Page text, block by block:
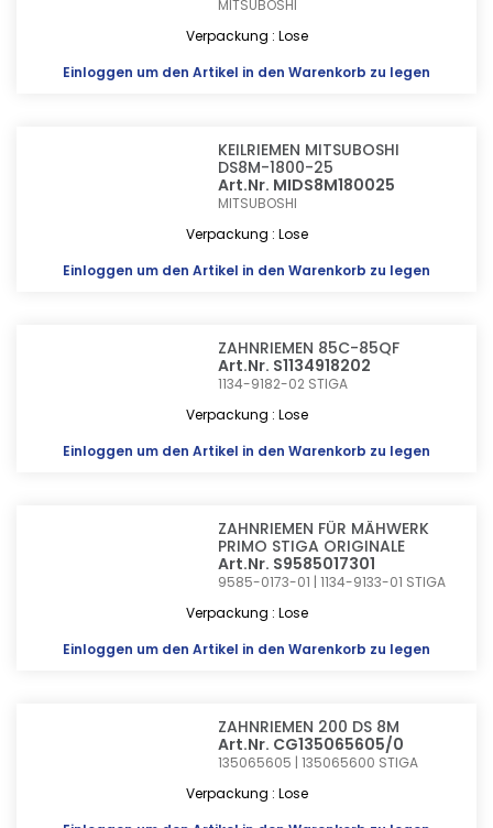
MITSUBOSHI
Verpackung : Lose
Einloggen um den Artikel in den Warenkorb zu legen
KEILRIEMEN MITSUBOSHI
DS8M-1800-25
Art.Nr. MIDS8M180025
MITSUBOSHI
Verpackung : Lose
Einloggen um den Artikel in den Warenkorb zu legen
ZAHNRIEMEN 85C-85QF
Art.Nr. S1134918202
1134-9182-02 STIGA
Verpackung : Lose
Einloggen um den Artikel in den Warenkorb zu legen
ZAHNRIEMEN FÜR MÄHWERK
PRIMO STIGA ORIGINALE
Art.Nr. S9585017301
9585-0173-01 | 1134-9133-01 STIGA
Verpackung : Lose
Einloggen um den Artikel in den Warenkorb zu legen
ZAHNRIEMEN 200 DS 8M
Art.Nr. CG135065605/0
135065605 | 135065600 STIGA
Verpackung : Lose